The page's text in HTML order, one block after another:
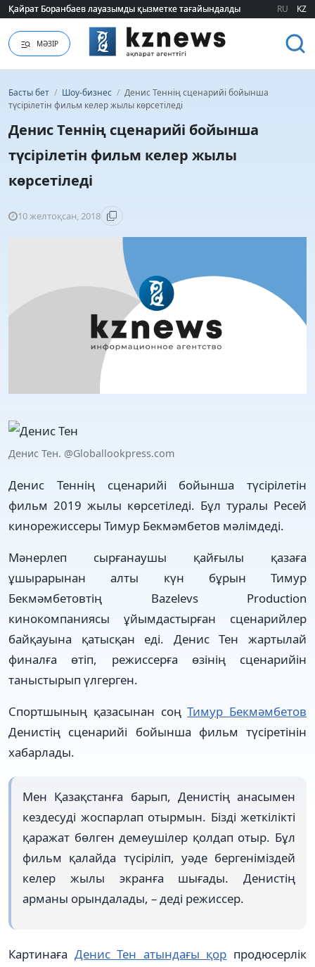
Қайрат Боранбаев лауазымды қызметке тағайындалды
Қайрат Боранбаев лауазымды қызметке тағайындалды RU KZ
МӘЗІР
Басты бет / Шоу-бизнес / Денис Теннің сценарийі бойынша
түсірілетін фильм келер жылы көрсетіледі
Денис Теннің сценарийі бойынша
түсірілетін фильм келер жылы
көрсетіледі
10 желтоқсан, 2018
Денис Тен. @Globallookpress.com
Денис Теннің сценарийі бойынша түсірілетін
фильм 2019 жылы көрсетіледі. Бұл туралы Ресей
кинорежиссеры Тимур Бекмәмбетов мәлімдеді.
Мәнерлеп сырғанаушы қайғылы қазаға
ұшырарынан алты күн бұрын Тимур
Бекмәмбетовтің Bazelevs Production
кинокомпаниясы ұйымдастырған сценарийлер
байқауына қатысқан еді. Денис Тен жартылай
финалға өтіп, режиссерға өзінің сценарийін
таныстырып үлгерген.
Спортшының қазасынан соңТимур Бекмәмбетов
Денистің сценарийі бойынша фильм түсіретінін
хабарлады.
Мен Қазақстанға барып, Денистің анасымен
кездесуді жоспарлап отырмын. Бізді жеткілікті
қаражат бөлген демеушілер қолдап отыр. Бұл
фильм қалайда түсіріліп, уәде бергеніміздей
келер жылы экранға шығады. Денистің
арманы орындалады, – деді режиссер.
Картинаға Денис Тен атындағы қор продюсерлік